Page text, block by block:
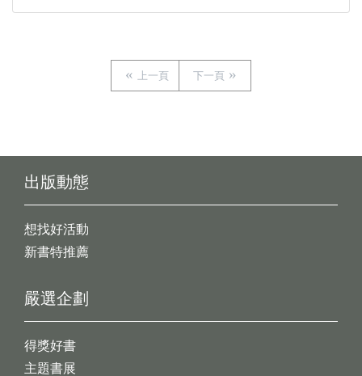
上一頁 下一頁
出版動態
想找好活動
新書特推薦
嚴選企劃
得獎好書
主題書展